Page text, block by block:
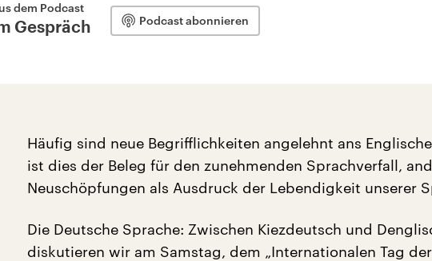
dem Podcast
Gespräch Podcast abonnieren
Häufig sind neue Begrifflichkeiten angelehnt ans
ist dies der Beleg für den zunehmenden Sprachverfall,
Neuschöpfungen als Ausdruck der Lebendigkeit unserer
Die Deutsche Sprache: Zwischen Kiezdeutsch und
diskutieren wir am Samstag, dem „Internationalen Tag der